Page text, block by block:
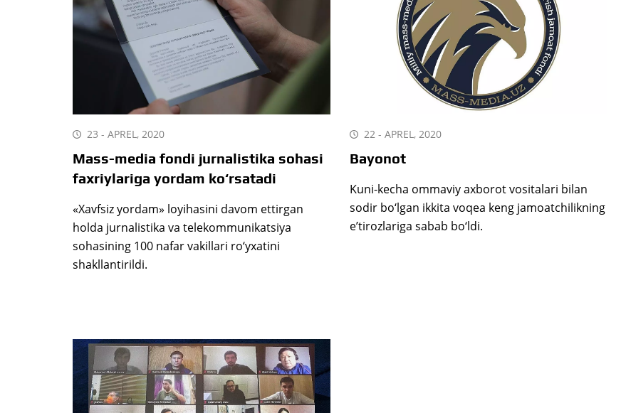
23 - APREL, 2020
Mass-media fondi jurnalistika sohasi
faxriylariga yordam ko‘rsatadi
«Xavfsiz yordam» loyihasini davom ettirgan
holda jurnalistika va telekommunikatsiya
sohasining 100 nafar vakillari ro‘yxatini
shakllantirildi.
22 - APREL, 2020
Bayonot
Kuni-kecha ommaviy axborot vositalari bilan
sodir bo‘lgan ikkita voqea keng jamoatchilikning
e’tirozlariga sabab bo‘ldi.